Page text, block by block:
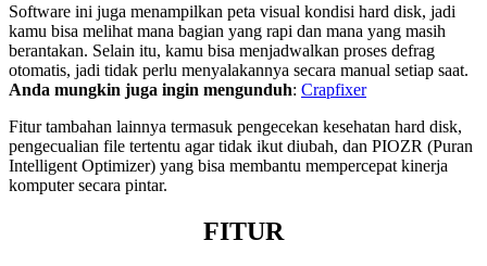
Software ini juga menampilkan peta visual kondisi hard disk, jadi
kamu bisa melihat mana bagian yang rapi dan mana yang masih
berantakan. Selain itu, kamu bisa menjadwalkan proses defrag
otomatis, jadi tidak perlu menyalakannya secara manual setiap saat.
Anda mungkin juga ingin mengunduh: Crapfixer
Fitur tambahan lainnya termasuk pengecekan kesehatan hard disk,
pengecualian file tertentu agar tidak ikut diubah, dan PIOZR (Puran
Intelligent Optimizer) yang bisa membantu mempercepat kinerja
komputer secara pintar.
FITUR